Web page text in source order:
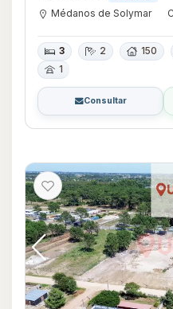
Médanos de Solymar
3 2 150
1
Consultar